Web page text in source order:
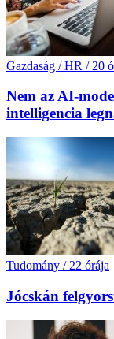
Gazdaság / HR / 20
Nem az AI-
intelligencia
Tudomány / 22 órája
Jócskán